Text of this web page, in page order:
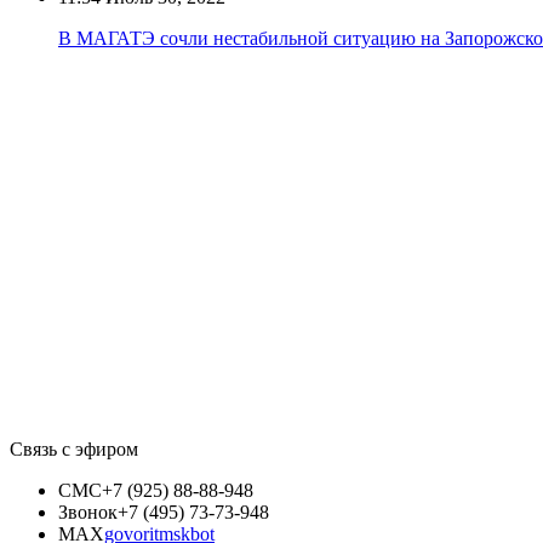
В МАГАТЭ сочли нестабильной ситуацию на
Связь с эфиром
СМС+7 (925) 88-88-948
Звонок+7 (495) 73-73-948
MAXgovoritmskbot